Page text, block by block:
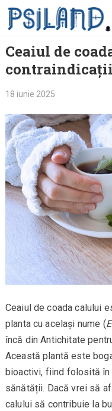
Skip
Ceaiul de
18 iunie 2025
Ceaiul de coada calului
planta cu același nume (
încă din Antichitate
Această plantă este
bioactivi, fiind folosită
sănătății. Dacă vrei să
calului să contribuie la